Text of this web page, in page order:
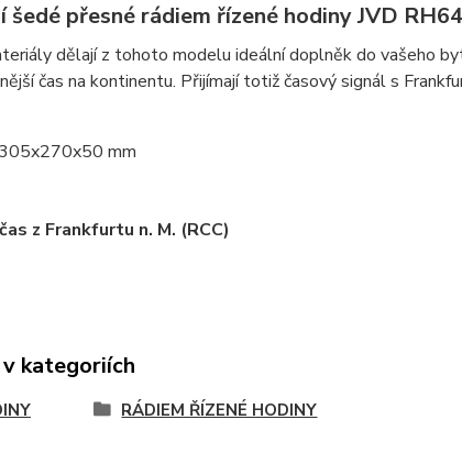
šedé přesné rádiem řízené hodiny JVD
dělají z tohoto modelu ideální doplněk do vašeho
čas na kontinentu. Přijímají totiž časový signál s
mm
z Frankfurtu n. M. (RCC)
kategoriích
RÁDIEM ŘÍZENÉ HODINY